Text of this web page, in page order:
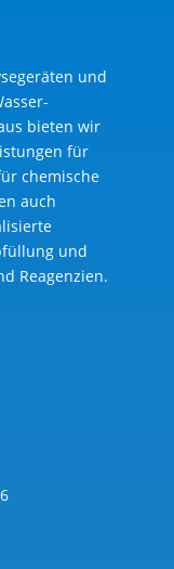
und
bieten wir
für
chemische
auch
und
Reagenzien.